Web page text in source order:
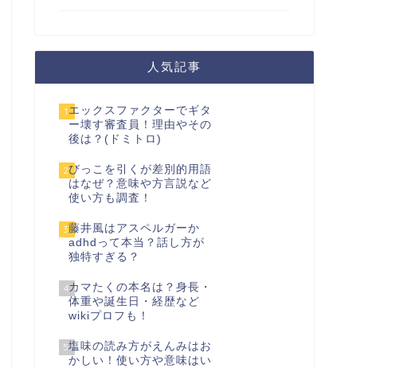
人気記事
1 エックスファクターでギタ
ー壊す審査員！理由やその
後は？(ドミトロ)
2びっこを引くが差別的用語
はなぜ？意味や方言説など
使い方も調査！
3藤井風はアスペルガーか
adhdって本当？話し方が
独特すぎる？
4カマたくの本名は？身長・
体重や誕生日・経歴など
wikiプロフも！
5塩味の読み方がえんみはお
かしい！使い方や意味はい